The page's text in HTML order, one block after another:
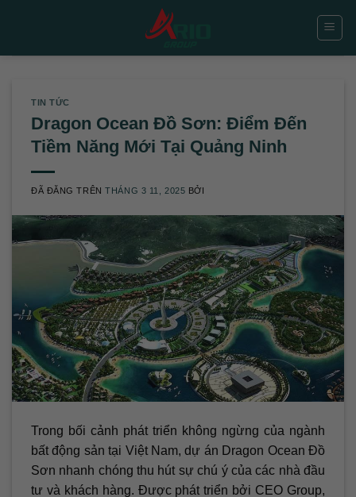
TIN TỨC
Dragon Ocean Đồ Sơn: Điểm Đến
Tiềm Năng Mới Tại Quảng Ninh
ĐÃ ĐĂNG TRÊNTHÁNG 3 11, 2025 BỞI
Trong bối cảnh phát triển không ngừng của ngành
bất động sản tại Việt Nam, dự án Dragon Ocean Đồ
Sơn nhanh chóng thu hút sự chú ý của các nhà đầu
tư và khách hàng. Được phát triển bởi CEO Group,